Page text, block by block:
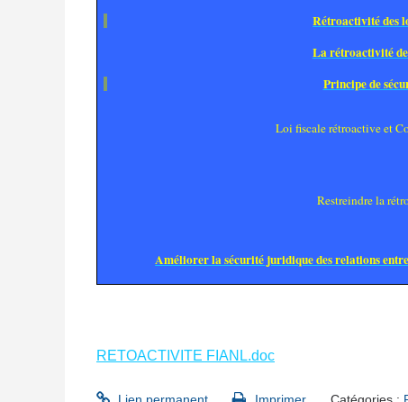
Rétroactivité des
La rétroactivité
Principe de
Loi fiscale rétroactive et
Restreindre la
Améliorer la sécurité juridique des relations
RETOACTIVITE FIANL.doc